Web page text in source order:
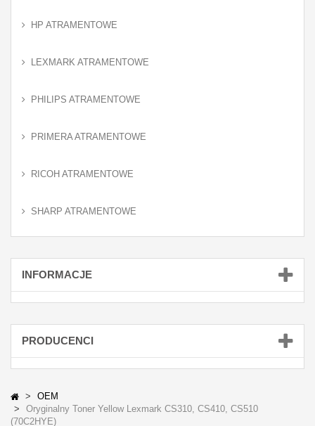
HP ATRAMENTOWE
LEXMARK ATRAMENTOWE
PHILIPS ATRAMENTOWE
PRIMERA ATRAMENTOWE
RICOH ATRAMENTOWE
SHARP ATRAMENTOWE
INFORMACJE
PRODUCENCI
OEM
Oryginalny Toner Yellow Lexmark CS310, CS410, CS510
(70C2HYE)